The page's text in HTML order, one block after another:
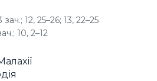
12, 25–26; 13, 22–25
10, 2–12